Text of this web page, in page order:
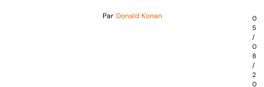
Par Donald Konan
0
5
/
0
8
/
2
0